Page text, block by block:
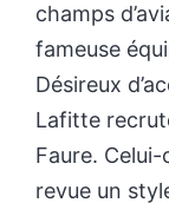
champs
fameuse
Désireux
Lafitte
Faure.
revue un